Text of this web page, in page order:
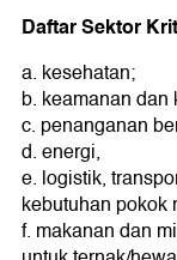
Daftar Sektor
a. kesehatan;
b. keamanan
c. penanganan
d. energi,
e. logistik,
kebutuhan pokok
f. makanan dan